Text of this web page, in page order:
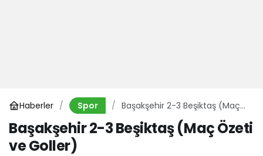
Haberler Spor
Başakşehir 2-3 Beşiktaş (Maç
Özeti ve Goller)
Başakşehir 2-3 Beşiktaş (Maç Özeti
ve Goller)